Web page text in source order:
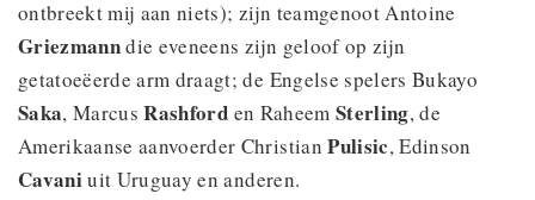
ontbreekt mij aan niets); zijn teamgenoot Antoine
Griezmanndie eveneens zijn geloof op zijn
getatoeëerde arm draagt; de Engelse spelers Bukayo
Saka, MarcusRashford en Raheem Sterling, de
Amerikaanse aanvoerder ChristianPulisic, Edinson
Cavaniuit Uruguay en anderen.